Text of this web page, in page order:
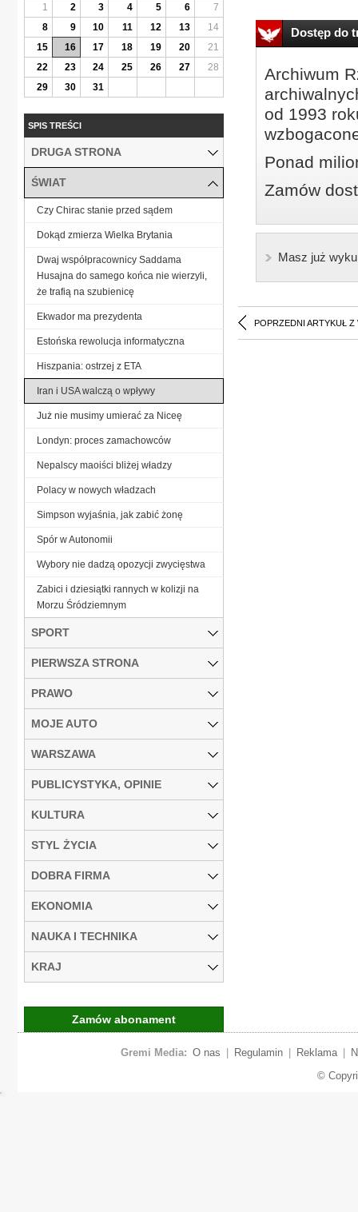
Dostęp do
Archiwum
od 1993
Ponad
Zamów
Masz już
POPRZEDNI ARTYKUŁ Z
1
2 3 4 5 6
7
8
9 10 11 12 13
14
15
16 17 18 19 20
21
22
23 24 25 26 27
28
29
30 31
SPIS TREŚCI
DRUGA STRONA
ŚWIAT
Czy Chirac stanie przed sądem
Dokąd zmierza Wielka Brytania
Dwaj współpracownicy Saddama
Husajna do samego końca nie wierzyli,
że trafią na szubienicę
Ekwador ma prezydenta
Estońska rewolucja informatyczna
Hiszpania: ostrzej z ETA
Iran i USA walczą o wpływy
Już nie musimy umierać za Niceę
Londyn: proces zamachowców
Nepalscy maoiści bliżej władzy
Polacy w nowych władzach
Simpson wyjaśnia, jak zabić żonę
Spór w Autonomii
Wybory nie dadzą opozycji zwycięstwa
Zabici i dziesiątki rannych w kolizji na
Morzu Śródziemnym
SPORT
PIERWSZA STRONA
PRAWO
MOJE AUTO
WARSZAWA
PUBLICYSTYKA, OPINIE
KULTURA
STYL ŻYCIA
DOBRA FIRMA
EKONOMIA
NAUKA I TECHNIKA
KRAJ
Zamów abonament
Gremi Media: O nas Regulamin Reklama
©